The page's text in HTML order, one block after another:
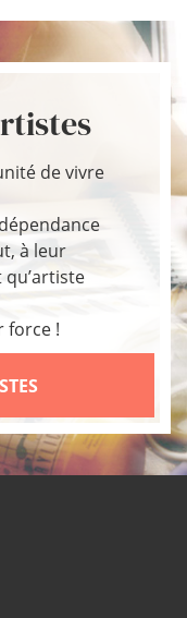
de vivre
à leur
force !